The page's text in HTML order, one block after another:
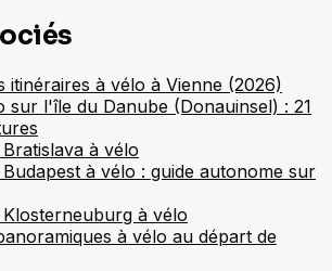
itinéraires à vélo à Vienne (2026)
sur l'île du Danube (Donauinsel) : 21
à vélo
à vélo : guide autonome sur
Klosterneuburg à vélo
à vélo au départ de